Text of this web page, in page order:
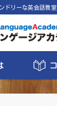
ドリーな英会話教室